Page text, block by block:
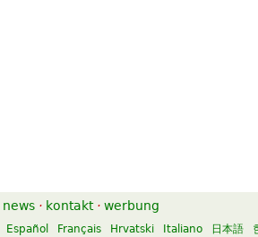
news · kontakt · werbung
Español Français Hrvatski Italiano 日本語